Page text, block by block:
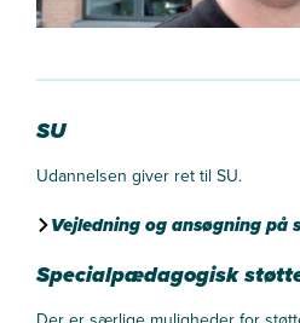
SU
Udannelsen giver ret til SU.
Vejledning og ansøgning på
Specialpædagogisk